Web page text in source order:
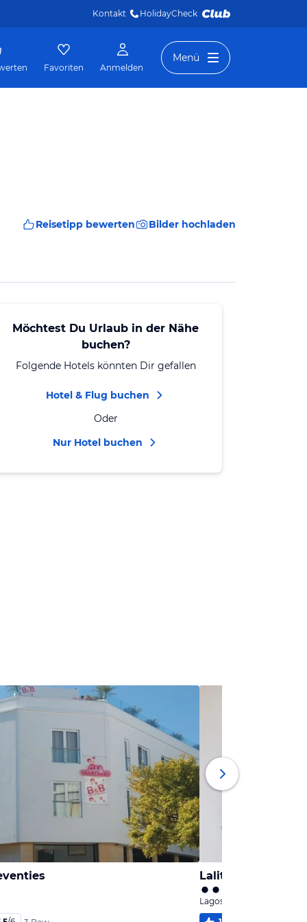
Kontakt HolidayCheck
Favoriten Anmelden
Menü
Reisetipp bewerten Bilder hochladen
Möchtest Du Urlaub in der Nähe
buchen?
Folgende Hotels könnten Dir gefallen
Hotel & Flug buchen
Oder
Nur Hotel buchen
Lalitana
Lagos, Algarve